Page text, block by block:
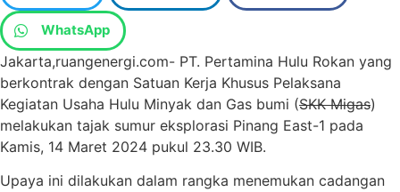
WhatsApp
Jakarta,ruangenergi.com- PT. Pertamina Hulu Rokan yang
berkontrak dengan Satuan Kerja Khusus Pelaksana
Kegiatan Usaha Hulu Minyak dan Gas bumi (SKK Migas)
melakukan tajak sumur eksplorasi Pinang East-1 pada
Kamis, 14 Maret 2024 pukul 23.30 WIB.
Upaya ini dilakukan dalam rangka menemukan cadangan